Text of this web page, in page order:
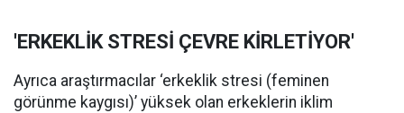
'ERKEKLİK STRESİ ÇEVRE KİRLETİYOR'
Ayrıca araştırmacılar ‘erkeklik stresi (feminen
görünme kaygısı)’ yüksek olan erkeklerin iklim